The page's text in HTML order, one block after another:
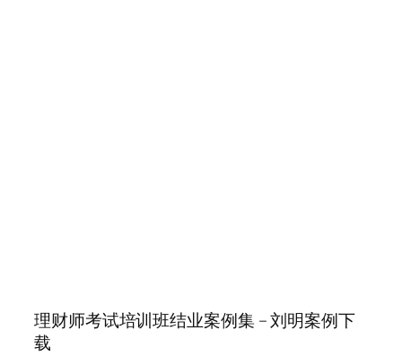
理财师考试培训班结业案例集 – 刘明案例下
载